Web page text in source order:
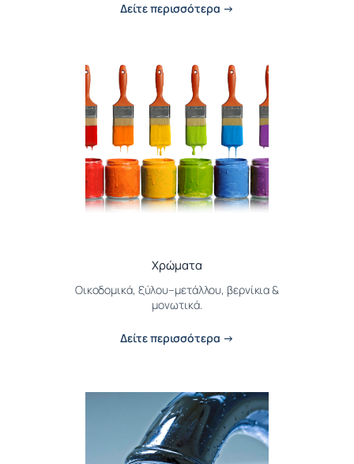
Δείτε περισσότερα →
Χρώματα
Οικοδομικά, ξύλου–μετάλλου, βερνίκια &
μονωτικά.
Δείτε περισσότερα →